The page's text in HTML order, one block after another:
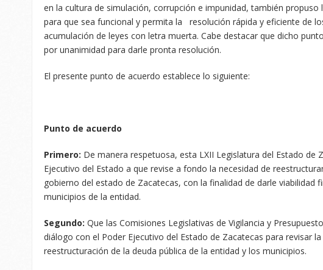
en la cultura de simulación, corrupción e impunidad, también propuso
para que sea funcional y permita la resolución rápida y eficiente de
acumulación de leyes con letra muerta. Cabe destacar que dicho
por unanimidad para darle pronta resolución.
El presente punto de acuerdo establece lo siguiente:
Punto de acuerdo
Primero: De manera respetuosa, esta LXII Legislatura del Estado de
Ejecutivo del Estado a que revise a fondo la necesidad de
gobierno del estado de Zacatecas, con la finalidad de darle viabilidad
municipios de la entidad.
Segundo: Que las Comisiones Legislativas de Vigilancia y
diálogo con el Poder Ejecutivo del Estado de Zacatecas para revisar la
reestructuración de la deuda pública de la entidad y los municipios.